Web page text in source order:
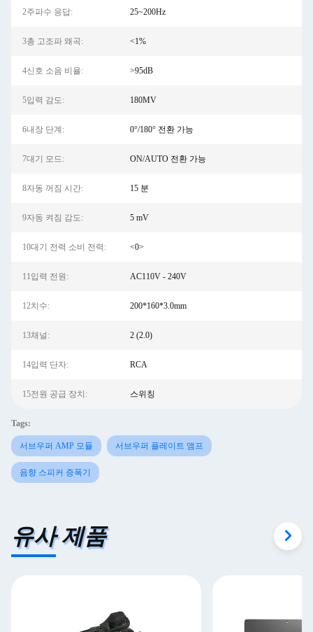
2주파수 응답: 25~200Hz
3총 고조파 왜곡: <1%
4신호 소음 비율: >95dB
5입력 감도: 180MV
6내장 단계: 0°/180° 전환 가능
7대기 모드: ON/AUTO 전환 가능
8자동 꺼짐 시간: 15 분
9자동 켜짐 감도: 5 mV
10대기 전력 소비 전력: <0>
11입력 전원: AC110V - 240V
12치수: 200*160*3.0mm
13채널: 2 (2.0)
14입력 단자: RCA
15전원 공급 장치: 스위칭
Tags:
서브우퍼 AMP 모듈 서브우퍼 플레이트 앰프
음향 스피커 증폭기
유사 제품